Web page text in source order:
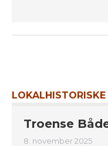
Troense
8. november 2025